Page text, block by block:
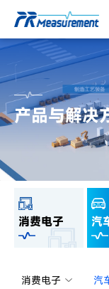
产品与解决
消费电子 汽
消费电子 汽